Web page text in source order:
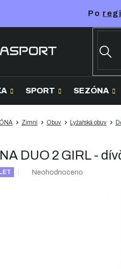
Po
SPORT SEZÓNA
Zimní Obuv Lyžařská obuv
DUO 2 GIRL -
Průměrné
Neohodnoceno